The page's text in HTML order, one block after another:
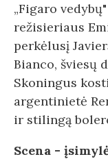
„Figaro
režisieriaus
perkėlusį
Bianco, šviesų
Skoningus
argentinietė
ir stilingą
Scena -